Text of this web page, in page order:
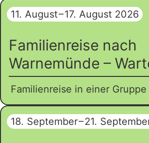
11. August–17. August 2026
Familienreise nach
Warnemünde –
Familienreise in einer Gruppe
18. September–21.